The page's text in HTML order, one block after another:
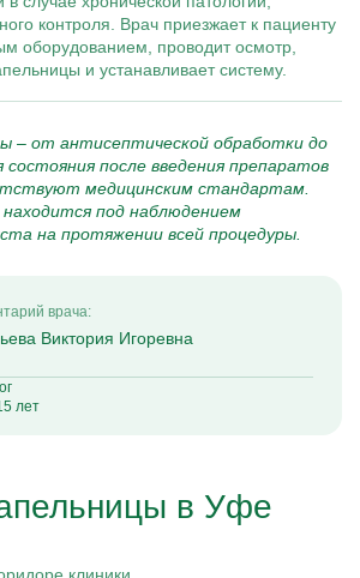
контроля. Врач приезжает к пациенту
оборудованием, проводит осмотр,
и устанавливает систему.
– от антисептической обработки до
состояния после введения препаратов
медицинским стандартам.
под наблюдением
на протяжении всей процедуры.
врача:
Виктория Игоревна
лет
в Уфе